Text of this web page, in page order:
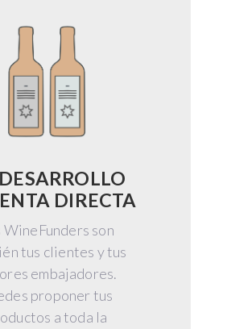
DIRECTA
WineFunders son
tus clientes y tus
embajadores.
proponer tus
a toda la